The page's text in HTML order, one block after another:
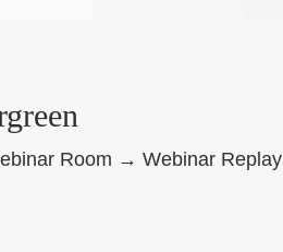
Room → Webinar Replay